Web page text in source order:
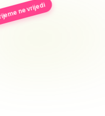
ne vrijedi